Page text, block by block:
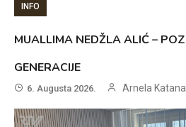
INFO
MUALLIMA NEDŽLA ALIĆ –
GENERACIJE
6. Augusta 2026. Arnela Katana